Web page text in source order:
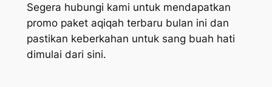
Segera hubungi kami untuk mendapatkan
promo paket aqiqah terbaru bulan ini dan
pastikan keberkahan untuk sang buah hati
dimulai dari sini.